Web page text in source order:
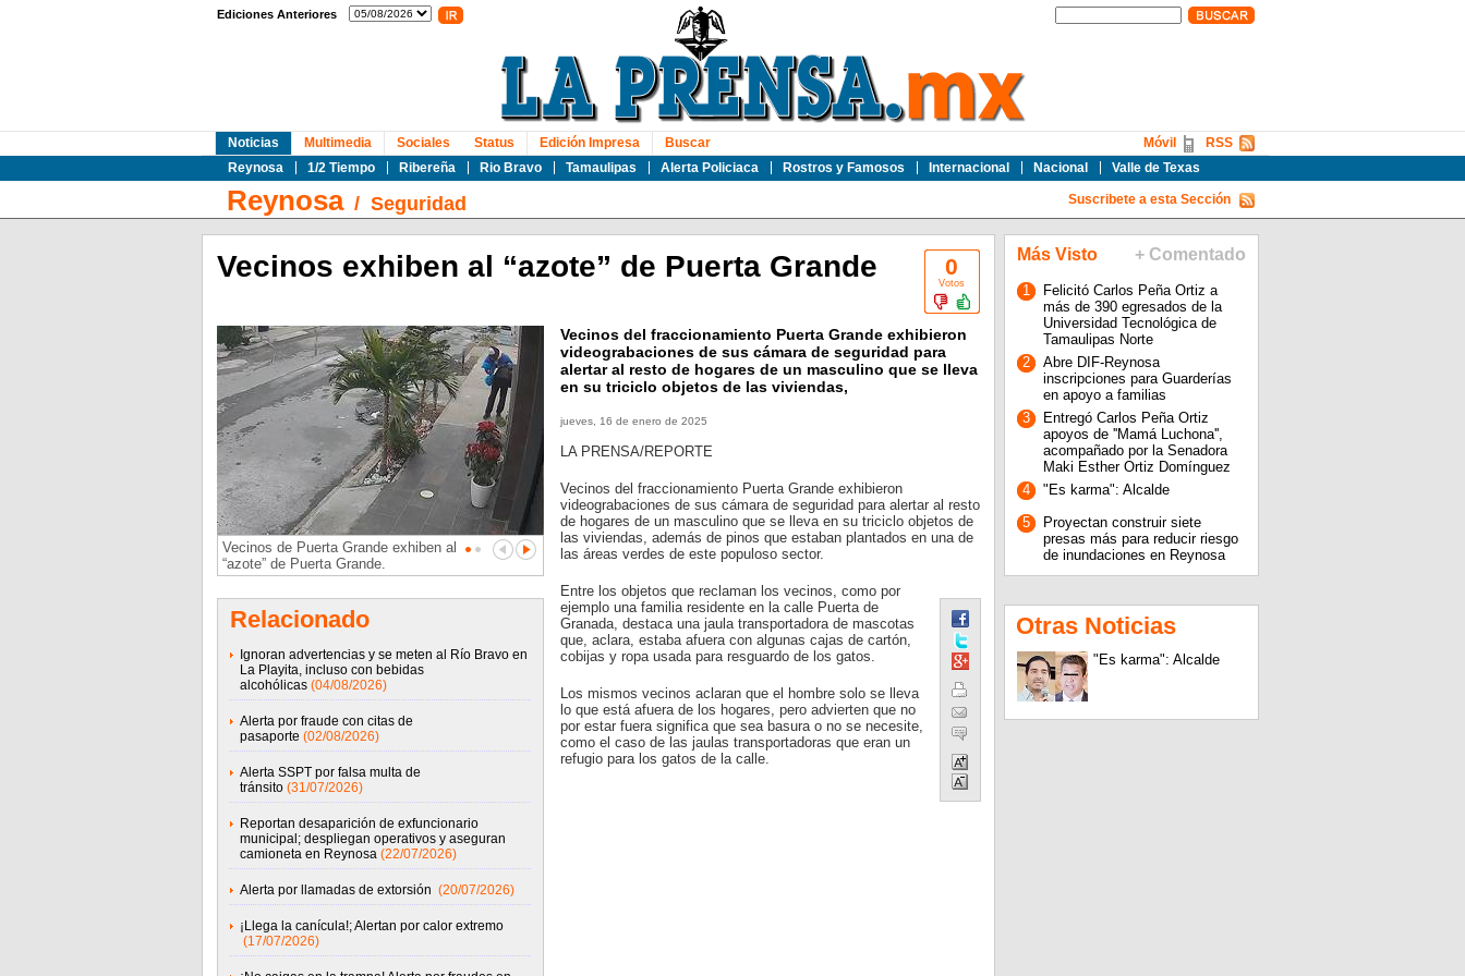
Ediciones Anteriores
Noticias
Reynosa
1/2 Tiempo Ribereña Rio Bravo Tamaulipas Alerta Policiaca Rostros y Famosos Internacional Nacional Valle de Texas
Multimedia Sociales Status Edición Impresa Buscar RSS
Móvil
Reynosa/ Seguridad Suscribete a esta Sección
0
Votos
Vecinos exhiben al “azote” de Puerta Grande
Vecinos de Puerta Grande exhiben al
“azote” de Puerta Grande.
Relacionado
Ignoran advertencias y se meten al Río Bravo en
La Playita, incluso con bebidas
alcohólicas (04/08/2026)
Alerta por fraude con citas de
pasaporte (02/08/2026)
Alerta SSPT por falsa multa de
tránsito (31/07/2026)
Reportan desaparición de exfuncionario
municipal; despliegan operativos y aseguran
camioneta en Reynosa (22/07/2026)
Alerta por llamadas de extorsión (20/07/2026)
¡Llega la canícula!; Alertan por calor extremo
(17/07/2026)
Vecinos del fraccionamiento Puerta Grande exhibieron
videograbaciones de sus cámara de seguridad para
alertar al resto de hogares de un masculino que se lleva
en su triciclo objetos de las viviendas,
jueves, 16 de enero de 2025
LA PRENSA/REPORTE
Vecinos del fraccionamiento Puerta Grande exhibieron
videograbaciones de sus cámara de seguridad para alertar al resto
de hogares de un masculino que se lleva en su triciclo objetos de
las viviendas, además de pinos que estaban plantados en una de
las áreas verdes de este populoso sector.
Entre los objetos que reclaman los vecinos, como por
ejemplo una familia residente en la calle Puerta de
Granada, destaca una jaula transportadora de mascotas
que, aclara, estaba afuera con algunas cajas de cartón,
cobijas y ropa usada para resguardo de los gatos.
Los mismos vecinos aclaran que el hombre solo se lleva
lo que está afuera de los hogares, pero advierten que no
por estar fuera significa que sea basura o no se necesite,
como el caso de las jaulas transportadoras que eran un
refugio para los gatos de la calle.
Más Visto + Comentado
1
Felicitó Carlos Peña Ortiz a
más de 390 egresados de la
Universidad Tecnológica de
Tamaulipas Norte
2
Abre DIF-Reynosa
inscripciones para Guarderías
en apoyo a familias
3
Entregó Carlos Peña Ortiz
apoyos de ''Mamá Luchona'',
acompañado por la Senadora
Maki Esther Ortiz Domínguez
4
"Es karma": Alcalde
5
Proyectan construir siete
presas más para reducir riesgo
de inundaciones en Reynosa
Otras Noticias
"Es karma": Alcalde